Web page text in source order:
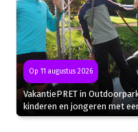
Op 11 augustus 2026
VakantiePRET in
kinderen en jongeren met